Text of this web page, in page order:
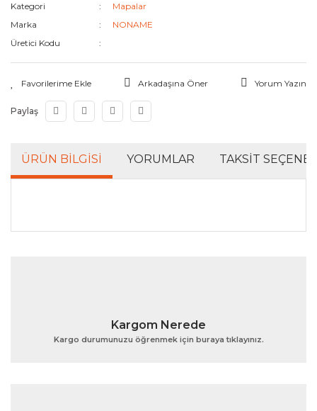
Kategori
Mapalar
Marka
NONAME
Üretici Kodu
Arkadaşına Öner Yorum Yazın
Paylaş
ÜRÜN BILGISI YORUMLAR TAKSIT
Bu ürünün fiyat bilgisi, resim, ürün açıklamalarında ve
Ürün açıklamasında eksik bilgiler bulunuyor.
Kargom Nerede
Kargo durumunuzu öğrenmek için buraya tıklayınız.